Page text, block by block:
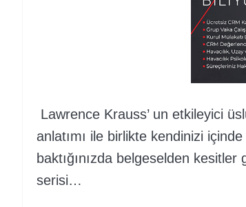
Lawrence Krauss’ un etkileyici
anlatımı ile birlikte kendinizi
baktığınızda belgeselden kesitler
serisi…